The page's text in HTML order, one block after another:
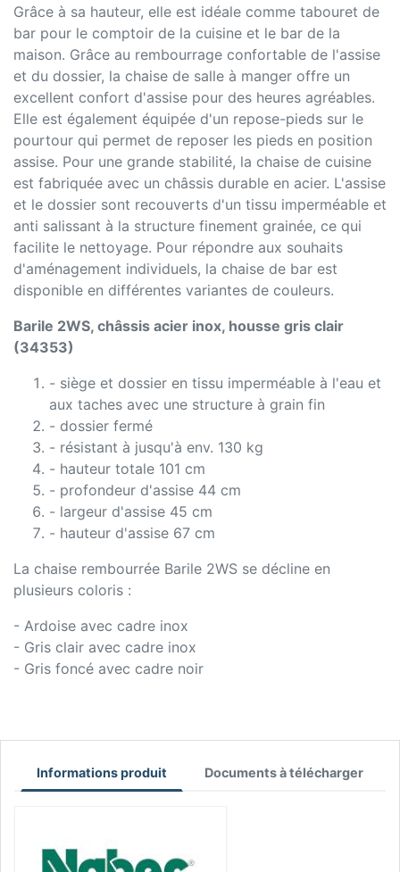
Grâce à sa hauteur, elle est idéale comme tabouret de
bar pour le comptoir de la cuisine et le bar de la
maison. Grâce au rembourrage confortable de l'assise
et du dossier, la chaise de salle à manger offre un
excellent confort d'assise pour des heures agréables.
Elle est également équipée d'un repose-pieds sur le
pourtour qui permet de reposer les pieds en position
assise. Pour une grande stabilité, la chaise de cuisine
est fabriquée avec un châssis durable en acier. L'assise
et le dossier sont recouverts d'un tissu imperméable et
anti salissant à la structure finement grainée, ce qui
facilite le nettoyage. Pour répondre aux souhaits
d'aménagement individuels, la chaise de bar est
disponible en différentes variantes de couleurs.
Barile 2WS, châssis acier inox, housse gris clair
(34353)
- siège et dossier en tissu imperméable à l'eau et
aux taches avec une structure à grain fin
- dossier fermé
- résistant à jusqu'à env. 130 kg
- hauteur totale 101 cm
- profondeur d'assise 44 cm
- largeur d'assise 45 cm
- hauteur d'assise 67 cm
La chaise rembourrée Barile 2WS se décline en
plusieurs coloris :
- Ardoise avec cadre inox
- Gris clair avec cadre inox
- Gris foncé avec cadre noir
Informations produit Documents à télécharger